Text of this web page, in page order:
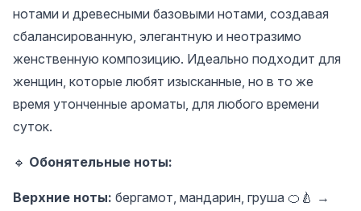
нотами и древесными базовыми нотами, создавая
сбалансированную, элегантную и неотразимо
женственную композицию. Идеально подходит для
женщин, которые любят изысканные, но в то же
время утонченные ароматы, для любого времени
суток.
🔹 Обонятельные ноты:
Верхние ноты: бергамот, мандарин, груша 🍊🍐 →